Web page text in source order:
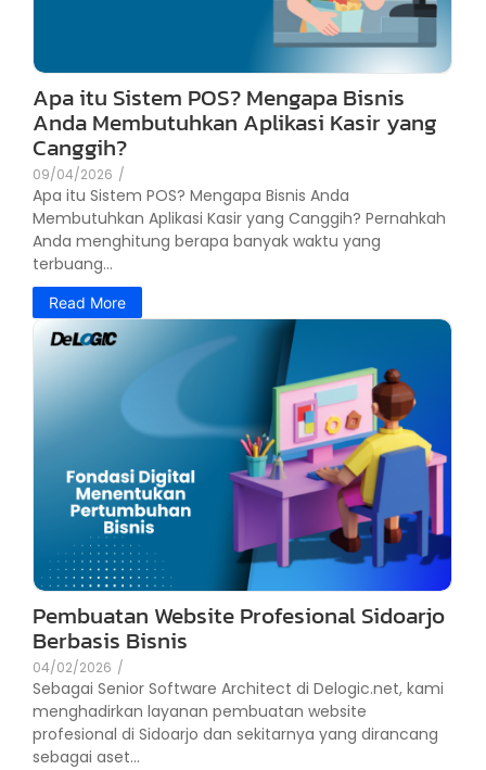
Apa itu Sistem POS? Mengapa Bisnis
Anda Membutuhkan Aplikasi Kasir yang
Canggih?
09/04/2026 /
Apa itu Sistem POS? Mengapa Bisnis Anda
Membutuhkan Aplikasi Kasir yang Canggih? Pernahkah
Anda menghitung berapa banyak waktu yang
terbuang...
Read More
Pembuatan Website Profesional Sidoarjo
Berbasis Bisnis
04/02/2026 /
Sebagai Senior Software Architect di Delogic.net, kami
menghadirkan layanan pembuatan website
profesional di Sidoarjo dan sekitarnya yang dirancang
sebagai aset...